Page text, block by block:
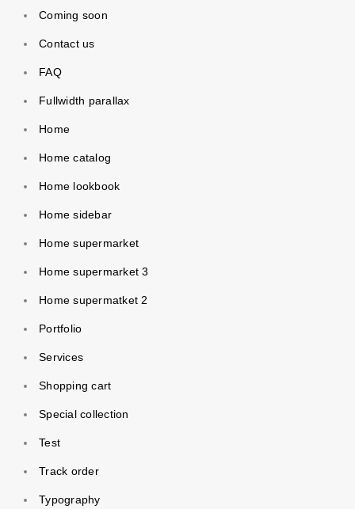
Coming soon
Contact us
FAQ
Fullwidth parallax
Home
Home catalog
Home lookbook
Home sidebar
Home supermarket
Home supermarket 3
Home supermatket 2
Portfolio
Services
Shopping cart
Special collection
Test
Track order
Typography